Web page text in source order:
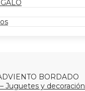
BORDADO
Juguetes y